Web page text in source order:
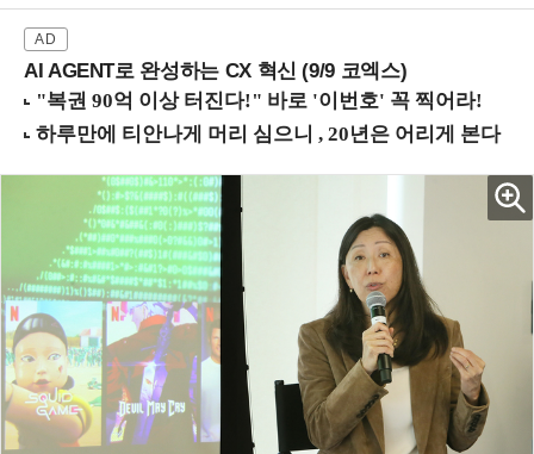
AI AGENT로 완성하는 CX 혁신 (9/9 코엑스)